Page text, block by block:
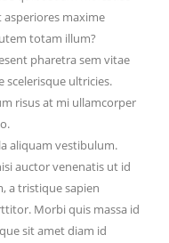
maxime
totam illum?
pharetra sem vitae
scelerisque ultricies.
risus at mi ullamcorper
aliquam vestibulum.
auctor venenatis ut id
a tristique sapien
Morbi quis massa id
sit amet diam id